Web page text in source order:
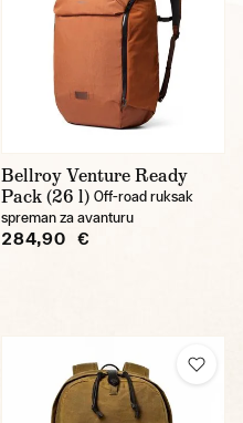
Bellroy Venture Ready
Pack (26 l) Off-road ruksak
spreman za avanturu
284,90 €